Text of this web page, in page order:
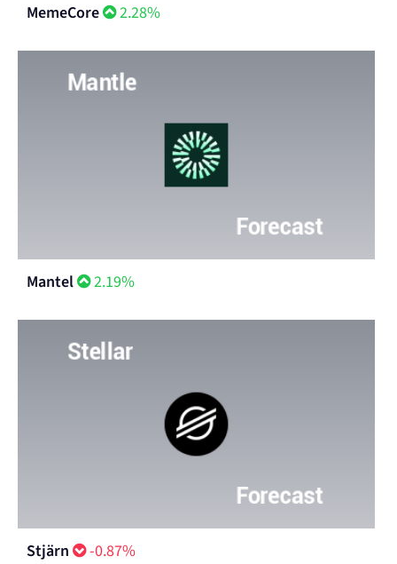
MemeCore 2.28%
Mantel 2.19%
Stjärn -0.87%